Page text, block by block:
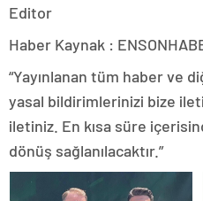
Editor
Haber Kaynak :
“Yayınlanan tüm haber ve
yasal bildirimlerinizi bize
iletiniz. En kısa süre
dönüş sağlanılacaktır.”